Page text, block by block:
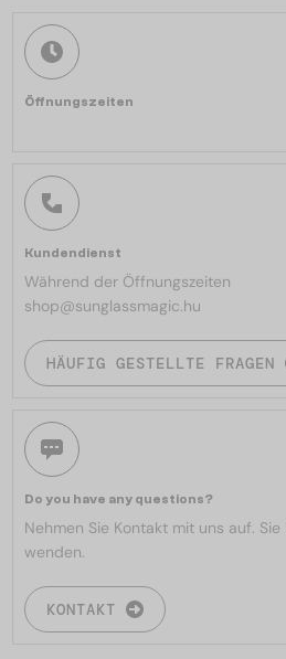
Öffnungszeiten
Kundendienst
Während der Öffnungszeiten
shop@sunglassmagic.hu
HÄUFIG GESTELLTE FRAGEN
Do you have any questions?
Nehmen Sie Kontakt mit uns auf.
wenden.
KONTAKT